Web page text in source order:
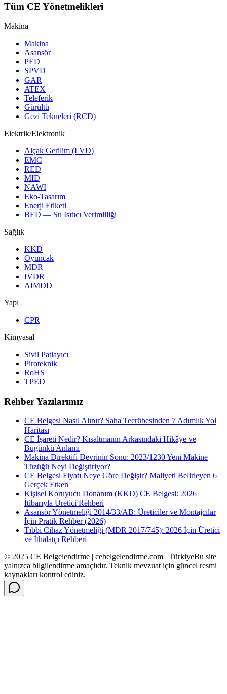
Tüm CE Yönetmelikleri
Makina
Makina
Asansör
PED
SPVD
GAR
ATEX
Teleferik
Gürültü
Gezi Tekneleri (RCD)
Elektrik/Elektronik
Alçak Gerilim (LVD)
EMC
RED
MID
NAWI
Eko-Tasarım
Enerji Etiketi
BED — Su Isıtıcı Verimliliği
Sağlık
KKD
Oyuncak
MDR
IVDR
AIMDD
Yapı
CPR
Kimyasal
Sivil Patlayıcı
Piroteknik
RoHS
TPED
Rehber Yazılarımız
CE Belgesi Nasıl Alınır? Saha Tecrübesinden 7 Adımlık Yol
Haritası
CE İşareti Nedir? Kısaltmanın Arkasındaki Hikâye ve
Bugünkü Anlamı
Makina Direktifi Devrinin Sonu: 2023/1230 Yeni Makine
Tüzüğü Neyi Değiştiriyor?
CE Belgesi Fiyatı Neye Göre Değişir? Maliyeti Belirleyen 6
Gerçek Etken
Kişisel Koruyucu Donanım (KKD) CE Belgesi: 2026
İtibarıyla Üretici Rehberi
Asansör Yönetmeliği 2014/33/AB: Üreticiler ve Montajcılar
İçin Pratik Rehber (2026)
Tıbbi Cihaz Yönetmeliği (MDR 2017/745): 2026 İçin Üretici
ve İthalatçı Rehberi
© 2025 CE Belgelendirme | cebelgelendirme.com | TürkiyeBu site
yalnızca bilgilendirme amaçlıdır. Teknik mevzuat için güncel resmi
kaynakları kontrol ediniz.